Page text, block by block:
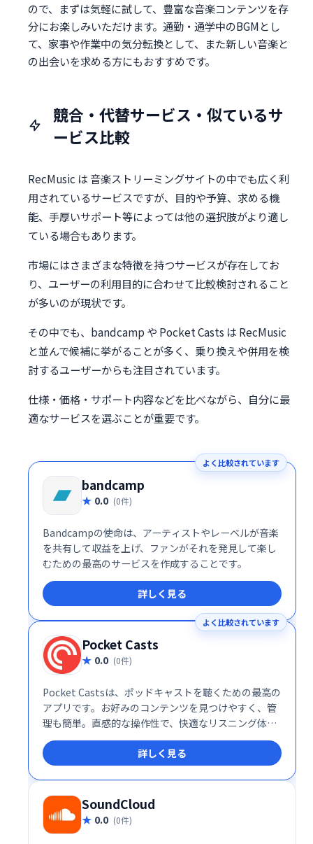
ので、まずは気軽に試して、豊富な音楽コンテンツを存
分にお楽しみいただけます。通勤・通学中のBGMとし
て、家事や作業中の気分転換として、また新しい音楽と
の出会いを求める方にもおすすめです。
競合・代替サービス・似ているサ
ービス比較
RecMusic は 音楽ストリーミングサイトの中でも広く利
用されているサービスですが、目的や予算、求める機
能、手厚いサポート等によっては他の選択肢がより適し
ている場合もあります。
市場にはさまざまな特徴を持つサービスが存在してお
り、ユーザーの利用目的に合わせて比較検討されること
が多いのが現状です。
その中でも、bandcamp や Pocket Casts は RecMusic
と並んで候補に挙がることが多く、乗り換えや併用を検
討するユーザーからも注目されています。
仕様・価格・サポート内容などを比べながら、自分に最
適なサービスを選ぶことが重要です。
よく比較されています
bandcamp
0.0 (0件)
Bandcampの使命は、アーティストやレーベルが音楽
を共有して収益を上げ、ファンがそれを発見して楽し
むための最高のサービスを作成することです。
詳しく見る
よく比較されています
Pocket Casts
0.0 (0件)
Pocket Castsは、ポッドキャストを聴くための最高の
アプリです。お好みのコンテンツを見つけやすく、管
理も簡単。直感的な操作性で、快適なリスニング体験
を提供します。豊富な機能で、より長く、より深くポ
ッドキャストの世界を楽しめます。ぜひ、Pocket
Castsでポッドキャストライフを豊かにしましょう。
詳しく見る
SoundCloud
0.0 (0件)